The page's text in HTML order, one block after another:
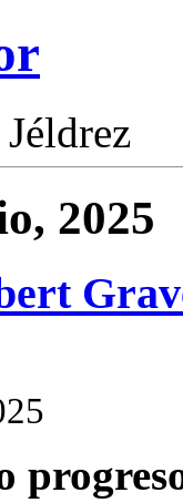
2025